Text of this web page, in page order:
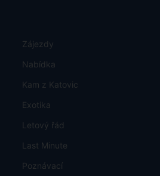
Zájezdy
Nabídka
Kam z Katovic
Exotika
Letový řád
Last Minute
Poznávací